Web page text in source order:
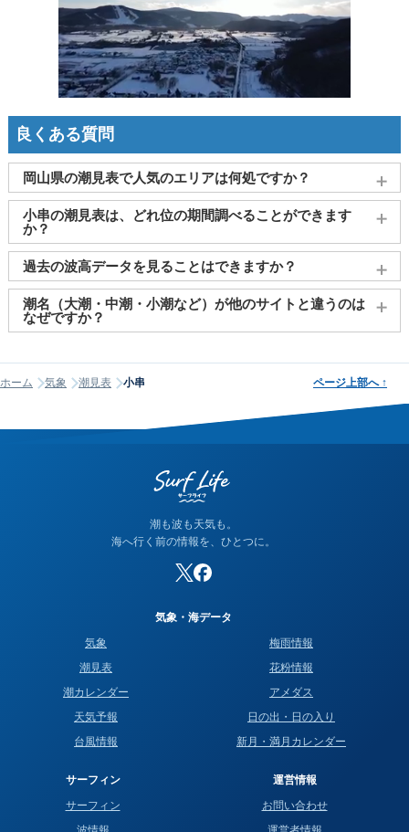
良くある質問
岡山県の潮見表で人気のエリアは何処ですか？
牛窓、倉敷市（水島） 、岡山県（三蟠） 、 下津井 、
玉島乙島
がよく見られております。
小串の潮見表は、どれ位の期間調べることができます
か？
2011～2027年までの16年間分の潮汐情報や日の出・日の入りを
調べることができます。視覚的に分かり易くタイドグラフで、
日の出・日の入り情報も合わせて確認することができます。
過去の波高データを見ることはできますか？
大変申し訳ございませんが、過去の波高データ（波の高さ）に
関してはご提供しておりません。
潮名（大潮・中潮・小潮など）が他のサイトと違うのは
なぜですか？
何日まで大潮」という統一された公的な定義はありません。そ
のため、サイトが採用する計算方式によって、境界にあたる日
って見える場合は、そのサイトが別の方式を使っている可能性
ホーム 気象 潮見表 小串 ページ上部へ ↑
潮も波も天気も。
海へ行く前の情報を、ひとつに。
気象・海データ
気象
潮見表
潮カレンダー
天気予報
台風情報
梅雨情報
花粉情報
アメダス
日の出・日の入り
新月・満月カレンダー
サーフィン
サーフィン
運営情報
お問い合わせ